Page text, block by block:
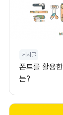
게시글
폰트를 활용
는?